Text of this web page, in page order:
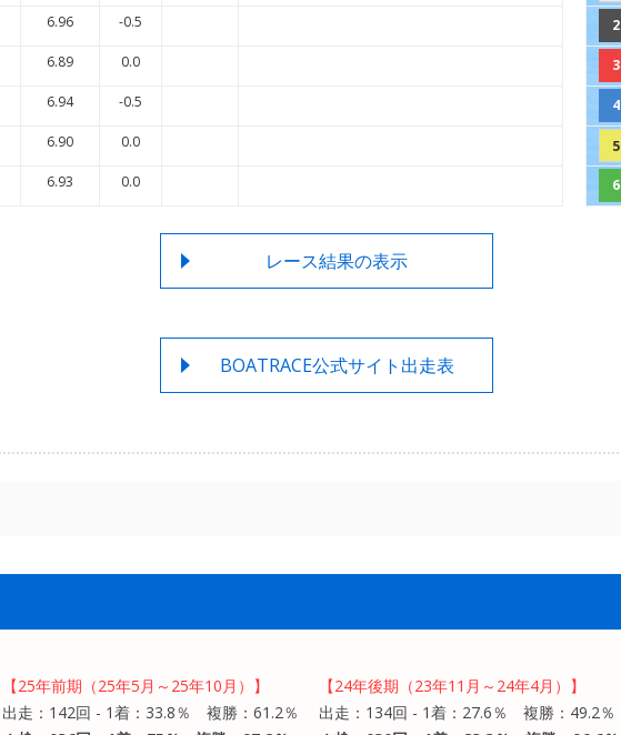
6.96 -0.5
6.89 0.0
6.94 -0.5
6.90 0.0
6.93 0.0
2
3
4
5
6
レース結果の表示
BOATRACE公式サイト出走表
【25年前期（25年5月～25年10月）】
出走：142回 - 1着：33.8％ 複勝：61.2％
【24年後期（23年11月～24年4月）】
出走：134回 - 1着：27.6％ 複勝：49.2％